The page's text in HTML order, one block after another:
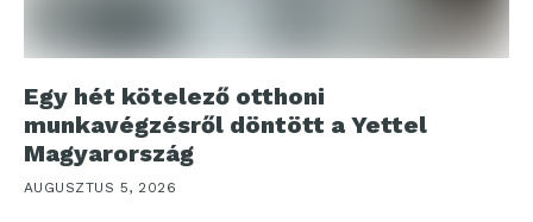
Egy hét kötelező otthoni
munkavégzésről döntött a Yettel
Magyarország
AUGUSZTUS 5, 2026